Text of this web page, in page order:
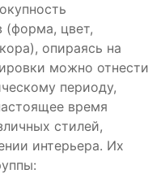
(форма, цвет,
опираясь на
можно отнести
периоду,
время
стилей,
интерьера. Их